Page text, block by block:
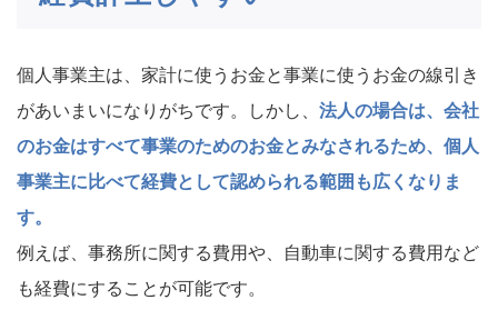
個人事業主は、家計に使うお金と事業に使うお金の線引き
があいまいになりがちです。しかし、 法人の場合は、会社
のお金はすべて事業のためのお金とみなされるため、個人
事業主に比べて経費として認められる範囲も広くなりま
す。
例えば、事務所に関する費用や、自動車に関する費用など
も経費にすることが可能です。